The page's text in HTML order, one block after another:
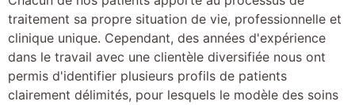
traitement sa propre situation de vie, professionnelle et
clinique unique. Cependant, des années d'expérience
dans le travail avec une clientèle diversifiée nous ont
permis d'identifier plusieurs profils de patients
clairement délimités, pour lesquels le modèle des soins